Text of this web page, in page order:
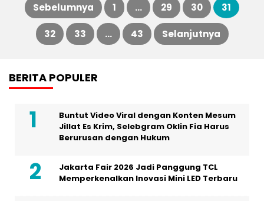
Paginasi
Sebelumnya 1 … 29 30 31
32 33 … 43 Selanjutnya
BERITA POPULER
Buntut Video Viral dengan Konten Mesum
Jillat Es Krim, Selebgram Oklin Fia Harus
Berurusan dengan Hukum
Jakarta Fair 2026 Jadi Panggung TCL
Memperkenalkan Inovasi Mini LED Terbaru